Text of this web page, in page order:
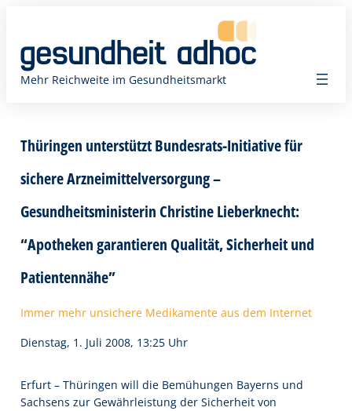
springen
Mehr Reichweite im Gesundheitsmarkt
Thüringen unterstützt Bundesrats-Initiative für
sichere Arzneimittelversorgung –
Gesundheitsministerin Christine Lieberknecht:
“Apotheken garantieren Qualität, Sicherheit und
Patientennähe”
Immer mehr unsichere Medikamente aus dem Internet
Dienstag, 1. Juli 2008, 13:25 Uhr
Erfurt – Thüringen will die Bemühungen Bayerns und
Sachsens zur Gewährleistung der Sicherheit von